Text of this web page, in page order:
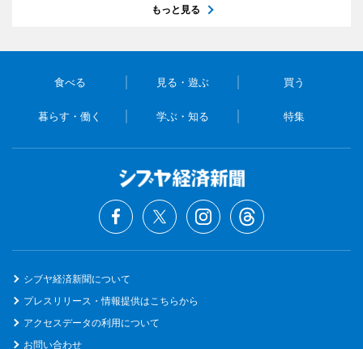
もっと見る
食べる 見る・遊ぶ 買う
暮らす・働く 学ぶ・知る 特集
シブヤ経済新聞について
プレスリリース・情報提供はこちらから
アクセスデータの利用について
お問い合わせ